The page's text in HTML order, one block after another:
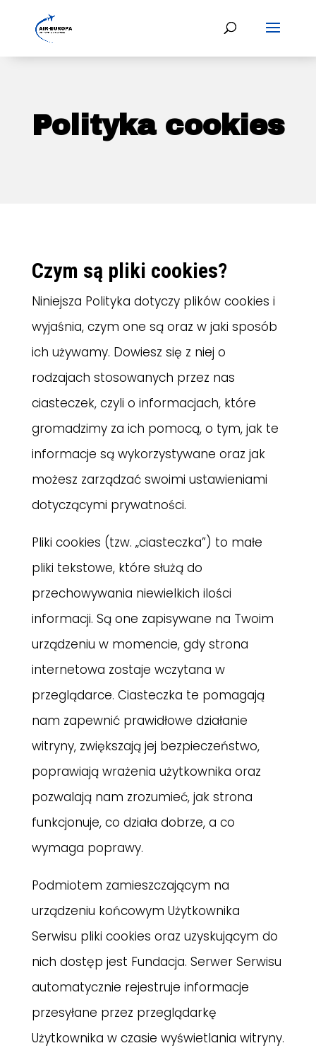
Polityka cookies
Czym są pliki cookies?
Niniejsza Polityka dotyczy plików cookies i
wyjaśnia, czym one są oraz w jaki sposób
ich używamy. Dowiesz się z niej o
rodzajach stosowanych przez nas
ciasteczek, czyli o informacjach, które
gromadzimy za ich pomocą, o tym, jak te
informacje są wykorzystywane oraz jak
możesz zarządzać swoimi ustawieniami
dotyczącymi prywatności.
Pliki cookies (tzw. „ciasteczka”) to małe
pliki tekstowe, które służą do
przechowywania niewielkich ilości
informacji. Są one zapisywane na Twoim
urządzeniu w momencie, gdy strona
internetowa zostaje wczytana w
przeglądarce. Ciasteczka te pomagają
nam zapewnić prawidłowe działanie
witryny, zwiększają jej bezpieczeństwo,
poprawiają wrażenia użytkownika oraz
pozwalają nam zrozumieć, jak strona
funkcjonuje, co działa dobrze, a co
wymaga poprawy.
Podmiotem zamieszczającym na
urządzeniu końcowym Użytkownika
Serwisu pliki cookies oraz uzyskującym do
nich dostęp jest Fundacja. Serwer Serwisu
automatycznie rejestruje informacje
przesyłane przez przeglądarkę
Użytkownika w czasie wyświetlania witryny.